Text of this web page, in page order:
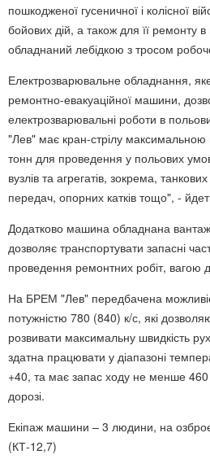
пошкодженої гусеничної і колісної
бойових дій, а також для її ремонту
обладнаний лебідкою з тросом
Електрозварювальне обладнання,
ремонтно-евакуаційної машини,
електрозварювальні роботи в
"Лев" має кран-стрілу максимальною
тонн для проведення у польових
вузлів та агрегатів, зокрема,
передач, опорних катків тощо", -
Додатково машина обладнана
дозволяє транспортувати запасні
проведення ремонтних робіт, вагою
На БРЕМ "Лев" передбачена
потужністю 780 (840) к/с, які
розвивати максимальну швидкість
здатна працювати у діапазоні
+40, та має запас ходу не менше 460
дорозі.
Екіпаж машини – 3 людини, на
(КТ-12,7)